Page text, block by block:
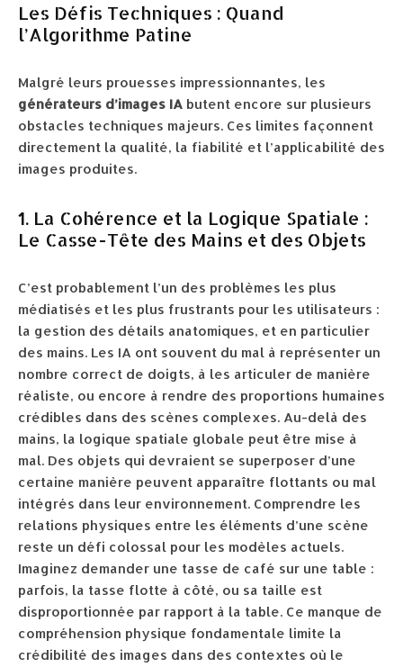
Les Défis Techniques : Quand
l’Algorithme Patine
Malgré leurs prouesses impressionnantes, les
générateurs d’images IA butent encore sur plusieurs
obstacles techniques majeurs. Ces limites façonnent
directement la qualité, la fiabilité et l’applicabilité des
images produites.
1. La Cohérence et la Logique Spatiale :
Le Casse-Tête des Mains et des Objets
C’est probablement l’un des problèmes les plus
médiatisés et les plus frustrants pour les utilisateurs :
la gestion des détails anatomiques, et en particulier
des mains. Les IA ont souvent du mal à représenter un
nombre correct de doigts, à les articuler de manière
réaliste, ou encore à rendre des proportions humaines
crédibles dans des scènes complexes. Au-delà des
mains, la logique spatiale globale peut être mise à
mal. Des objets qui devraient se superposer d’une
certaine manière peuvent apparaître flottants ou mal
intégrés dans leur environnement. Comprendre les
relations physiques entre les éléments d’une scène
reste un défi colossal pour les modèles actuels.
Imaginez demander une tasse de café sur une table :
parfois, la tasse flotte à côté, ou sa taille est
disproportionnée par rapport à la table. Ce manque de
compréhension physique fondamentale limite la
crédibilité des images dans des contextes où le